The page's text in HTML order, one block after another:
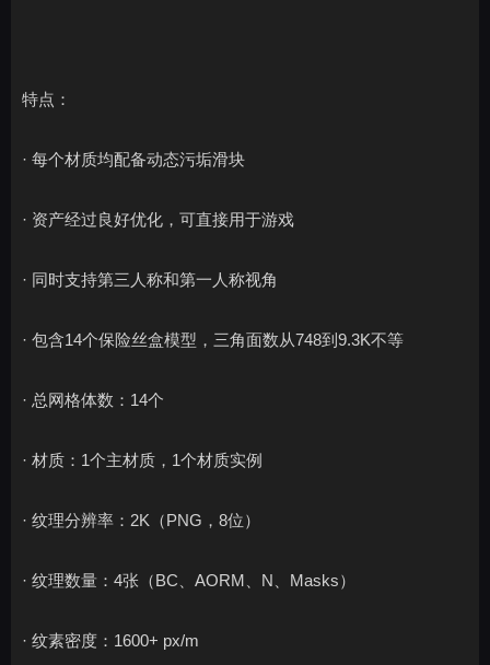
特点：
· 每个材质均配备动态污垢滑块
· 资产经过良好优化，可直接用于游戏
· 同时支持第三人称和第一人称视角
· 包含14个保险丝盒模型，三角面数从748到9.3K不等
· 总网格体数：14个
· 材质：1个主材质，1个材质实例
· 纹理分辨率：2K（PNG，8位）
· 纹理数量：4张（BC、AORM、N、Masks）
· 纹素密度：1600+ px/m